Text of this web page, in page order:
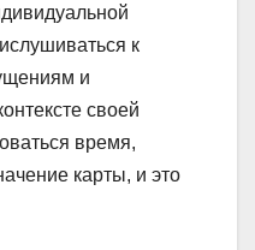
к
и
своей
время,
карты, и это